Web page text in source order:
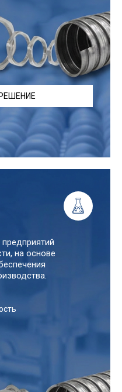
на основе